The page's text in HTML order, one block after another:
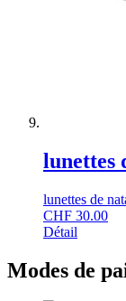
lunettes
lunettes de
CHF 30.00
Détail
Modes de